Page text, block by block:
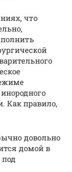
что
Как правило,
довольно
домой в